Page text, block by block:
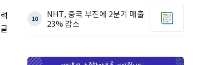
글
10
NHT, 중국 부진에 2분기 매출
23% 감소